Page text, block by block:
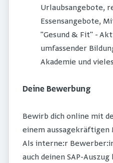
Urlaubsangebote,
Essensangebote,
"Gesund & Fit" -
umfassender
Akademie und
Deine Bewerbung
Bewirb dich online mit
einem aussagekräftigen
Als interne:r
auch deinen SAP-Auszug